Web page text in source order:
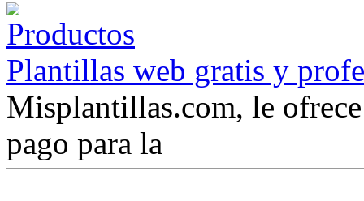
Plantillas web gratis y
Misplantillas.com, le
pago para la